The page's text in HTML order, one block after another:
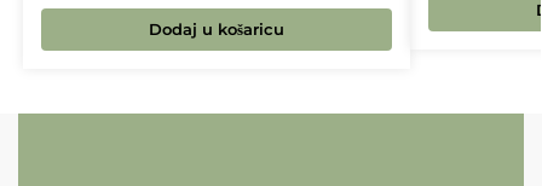
Dodaj u košaricu